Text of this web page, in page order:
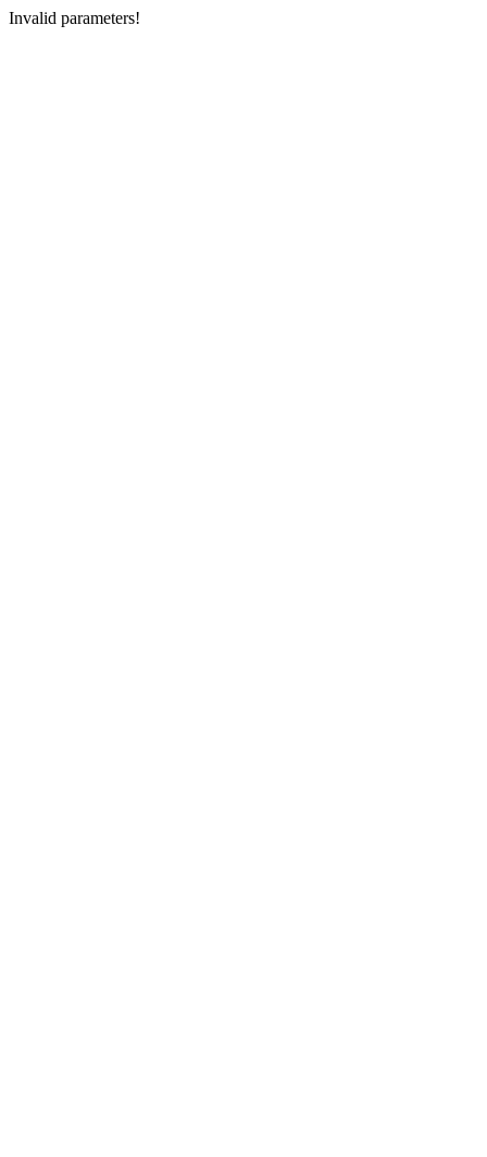
Invalid parameters!